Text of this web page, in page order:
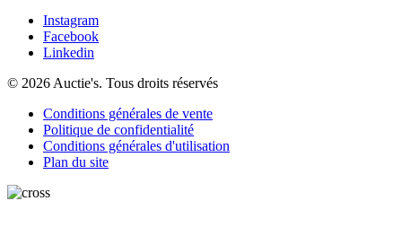
Instagram
Facebook
Linkedin
© 2026 Auctie's. Tous droits réservés
Conditions générales de vente
Politique de confidentialité
Conditions générales d'utilisation
Plan du site